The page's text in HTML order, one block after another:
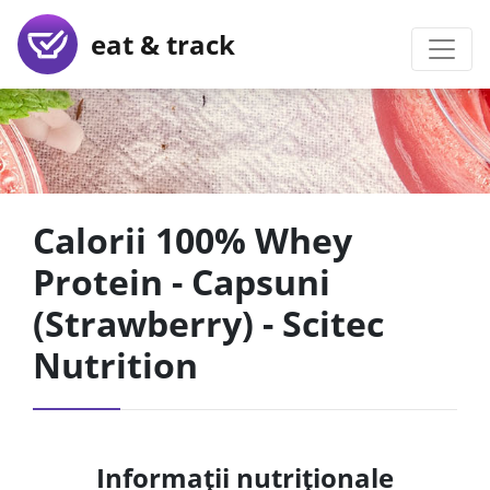
eat & track
Calorii 100% Whey
Protein - Capsuni
(Strawberry) - Scitec
Nutrition
Informații nutriționale